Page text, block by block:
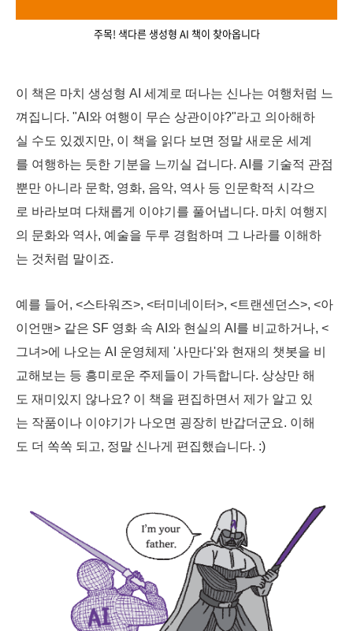
주목! 색다른 생성형 AI 책이 찾아옵니다
이 책은 마치 생성형 AI 세계로 떠나는 신나는 여행처럼 느
껴집니다. "AI와 여행이 무슨 상관이야?"라고 의아해하
실 수도 있겠지만, 이 책을 읽다 보면 정말 새로운 세계
를 여행하는 듯한 기분을 느끼실 겁니다. AI를 기술적 관점
뿐만 아니라 문학, 영화, 음악, 역사 등 인문학적 시각으
로 바라보며 다채롭게 이야기를 풀어냅니다. 마치 여행지
의 문화와 역사, 예술을 두루 경험하며 그 나라를 이해하
는 것처럼 말이죠.
예를 들어, <스타워즈>, <터미네이터>, <트랜센던스>, <아
이언맨> 같은 SF 영화 속 AI와 현실의 AI를 비교하거나, <
그녀>에 나오는 AI 운영체제 '사만다'와 현재의 챗봇을 비
교해보는 등 흥미로운 주제들이 가득합니다. 상상만 해
도 재미있지 않나요? 이 책을 편집하면서 제가 알고 있
는 작품이나 이야기가 나오면 굉장히 반갑더군요. 이해
도 더 쏙쏙 되고, 정말 신나게 편집했습니다. :)